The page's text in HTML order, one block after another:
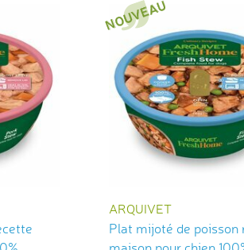
ARQUIVET
Plat mijoté de poisson